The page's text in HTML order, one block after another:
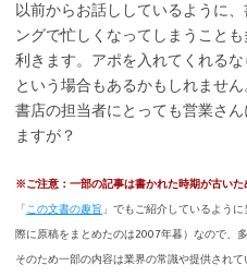
以前からお話ししているように
ングで忙しくなってしまうこと
利きます。アポを入れてくれる
という場合もあるかもしれません
書店の担当者にとっても営業さ
ますが？
※ご注意：一部の記事は書かれた時期が古い
「 この文書の趣旨 」でもご紹介しているよう
際に原稿をまとめたのは2007年暮）なので、
そのため一部の内容は業界の常識や提供され